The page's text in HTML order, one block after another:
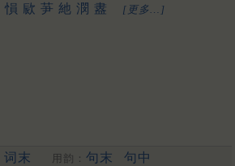
愪 㰮 芛 䊶 潣 䀆 [更多…]
词末 用韵： 句末 句中